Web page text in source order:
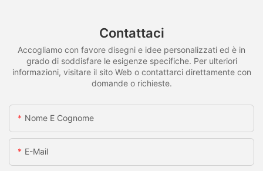
Contattaci
Accogliamo con favore disegni e idee personalizzati ed è in
grado di soddisfare le esigenze specifiche. Per ulteriori
informazioni, visitare il sito Web o contattarci direttamente con
domande o richieste.
Nome E Cognome
E-Mail